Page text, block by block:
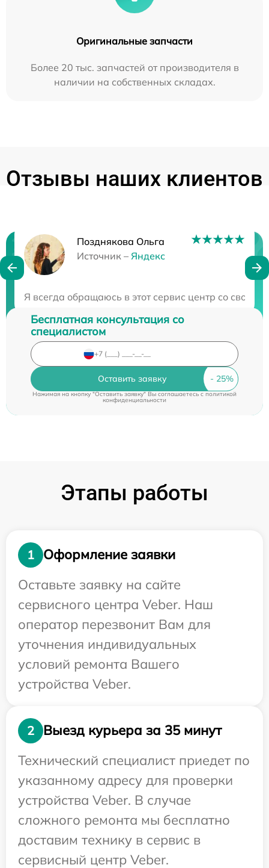
Оригинальные запчасти
Более 20 тыс. запчастей от производителя в
наличии на собственных складах.
Отзывы наших клиентов
Позднякова Ольга
Источник – Яндекс
Я всегда обращаюсь в этот сервис центр со своей
Нужна консультация?
Бесплатная консультация со
специалистом
Оставить заявку
Нажимая на кнопку "Оставить заявку" Вы соглашаетесь cполитикой
конфиденциальности
Этапы работы
1
Оформление заявки
Оставьте заявку на сайте
сервисного центра Veber. Наш
оператор перезвонит Вам для
уточнения индивидуальных
условий ремонта Вашего
устройства Veber.
2
Выезд курьера за 35 минут
Технический специалист приедет по
указанному адресу для проверки
устройства Veber. В случае
сложного ремонта мы бесплатно
доставим технику в сервис в
сервисный центр Veber.